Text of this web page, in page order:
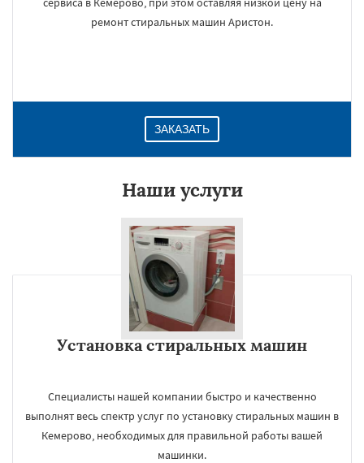
ремонт стиральных машин Аристон.
ЗАКАЗАТЬ
Наши услуги
Установка стиральных машин
Специалисты нашей компании быстро и качественно
выполнят весь спектр услуг по установку стиральных машин в
Кемерово, необходимых для правильной работы вашей
машинки.
Даю согласие на обработку персональных данных